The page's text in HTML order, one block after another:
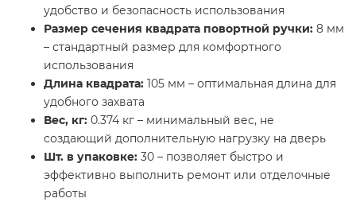
удобство и безопасность использования
Размер сечения квадрата повортной ручки: 8 мм
– стандартный размер для комфортного
использования
Длина квадрата: 105 мм – оптимальная длина для
удобного захвата
Вес, кг: 0.374 кг – минимальный вес, не
создающий дополнительную нагрузку на дверь
Шт. в упаковке: 30 – позволяет быстро и
эффективно выполнить ремонт или отделочные
работы